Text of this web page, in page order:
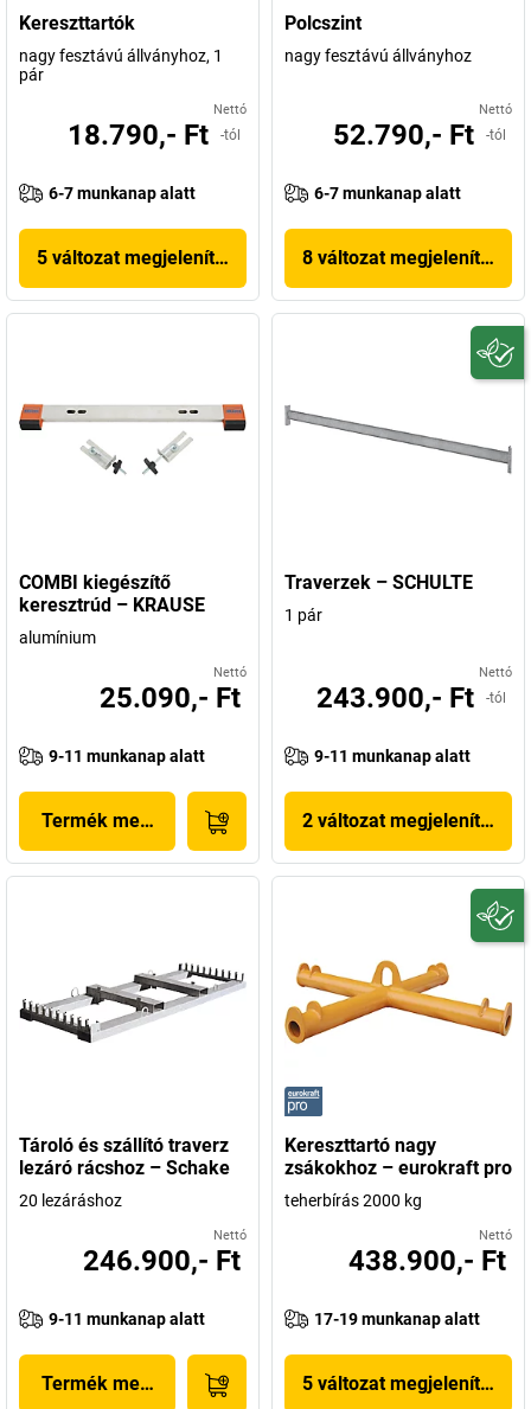
Kereszttartók
nagy fesztávú állványhoz, 1
pár
Nettó
18.790,- Ft -tól
6-7 munkanap alatt
5 változat megjelenítése
Polcszint
nagy fesztávú állványhoz
Nettó
52.790,- Ft -tól
6-7 munkanap alatt
8 változat megjelenítése
COMBI kiegészítő
keresztrúd – KRAUSE
alumínium
Nettó
25.090,- Ft
9-11 munkanap alatt
Termék megjelenítése
Traverzek – SCHULTE
1 pár
Nettó
243.900,- Ft -tól
9-11 munkanap alatt
2 változat megjelenítése
Tároló és szállító traverz
lezáró rácshoz – Schake
20 lezáráshoz
Nettó
246.900,- Ft
9-11 munkanap alatt
Termék megjelenítése
Kereszttartó nagy
zsákokhoz – eurokraft pro
teherbírás 2000 kg
Nettó
438.900,- Ft
17-19 munkanap alatt
5 változat megjelenítése